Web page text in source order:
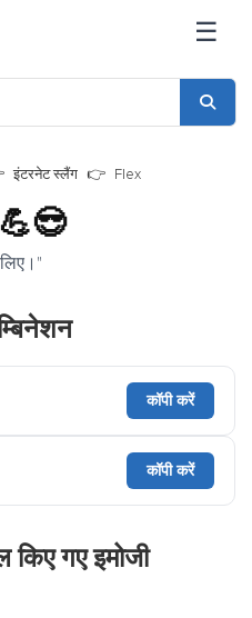
☰
इंटरनेट स्लैंग Flex
💪😎
कॉपी करें
कॉपी करें
किए गए इमोजी